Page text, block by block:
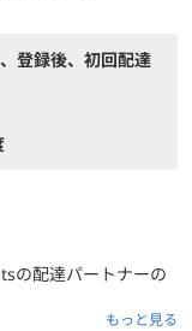
登録後、初回配達
の配達パートナーの
もっと見る